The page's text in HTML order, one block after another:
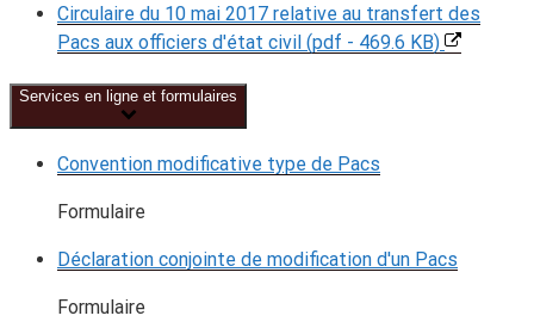
Circulaire du 10 mai 2017 relative au transfert des
Pacs aux officiers d'état civil (pdf - 469.6 KB)
Services en ligne et formulaires
Convention modificative type de Pacs
Formulaire
Déclaration conjointe de modification d'un Pacs
Formulaire